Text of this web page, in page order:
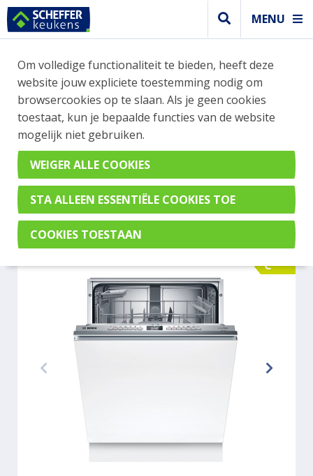
MENU
WEBSHOP BESTELLINGEN
Je kan tijdelijk geen bestelling plaatsen. Wil je je
vast oriënteren? Vergelijk eenvoudig apparaten
en merken met elkaar. Klik hier voor meer
informatie.
Vaatwasser
BOSCH SMV4EB807E
C
Om volledige functionaliteit te bieden, heeft deze
website jouw expliciete toestemming nodig om
browsercookies op te slaan. Als je geen cookies
toestaat, kun je bepaalde functies van de website
mogelijk niet gebruiken.